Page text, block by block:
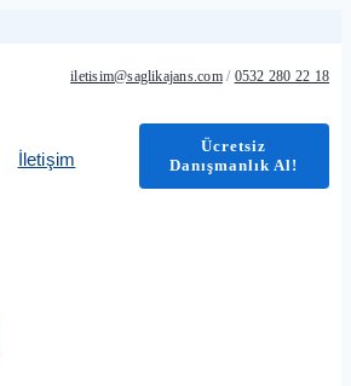
iletisim@saglikajans.com/ 0532 280 22 18
İletişim
Ücretsiz
Danışmanlık Al!